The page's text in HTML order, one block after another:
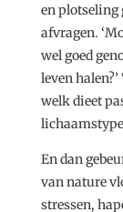
en plotseling
afvragen.
wel goed
leven
welk dieet
En dan
van nature
stressen,